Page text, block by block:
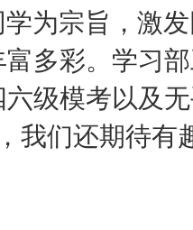
为宗旨，激
多彩。学习
级模考以及
我们还期待有